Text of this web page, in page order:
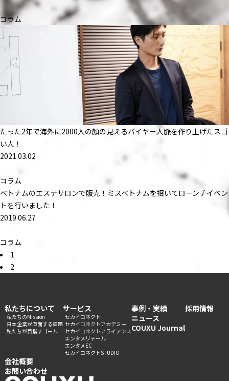
｜
コラム
たった2年で海外に2000人の顔の見えるバイヤー人脈を作り上げたスゴ
い人！
2021.03.02
｜
コラム
ベトナムのエステサロンで販売！ミスベトナムを招いてローンチイベン
トを行いました！
2019.06.27
｜
コラム
1
2
私たちについて
私たちのMission
日本企業が直面する課題
私たちが目指すゴール
サービス
セカイコネクト
セカイコネクトアカデミー
セカイコネクトアライアンス
エンタメリテール
エンタメEC
セカイコネクトSTUDIO
事例・実績
ニュース
COUXU Journal
採用情報
会社概要
お問い合わせ